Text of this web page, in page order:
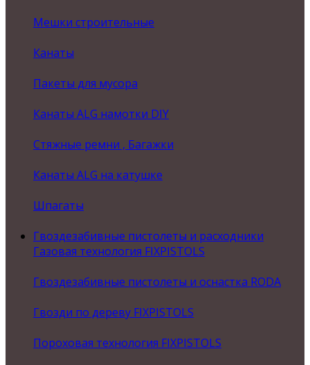
Мешки строительные
Канаты
Пакеты для мусора
Канаты ALG намотки DIY
Стяжные ремни , Багажки
Канаты ALG на катушке
Шпагаты
Гвоздезабивные пистолеты и расходники
Газовая технология FIXPISTOLS
Гвоздезабивные пистолеты и оснастка RODA
Гвозди по дереву FIXPISTOLS
Пороховая технология FIXPISTOLS